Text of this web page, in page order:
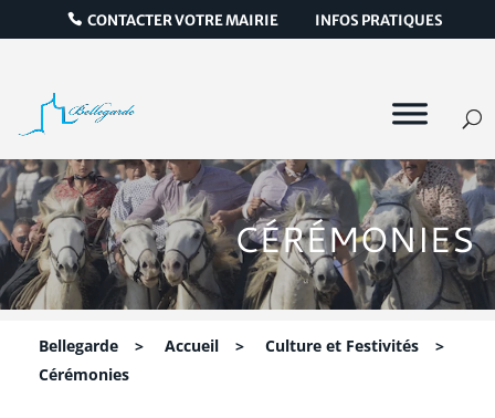
CONTACTER VOTRE MAIRIE INFOS PRATIQUES
CÉRÉMONIES
Bellegarde > Accueil > Culture et Festivités
>
Cérémonies